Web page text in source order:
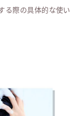
る際の具体的な使い